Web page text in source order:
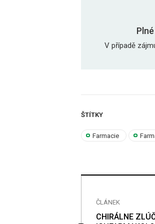
V případě
ŠTÍTKY
Farmacie
ČLÁNEK
CHIRÁLNE